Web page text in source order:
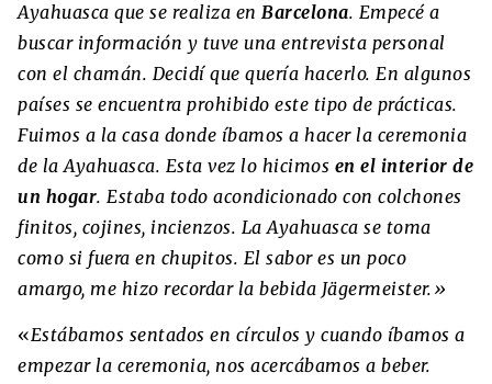
Ayahuasca que se realiza en Barcelona. Empecé a
buscar información y tuve una entrevista personal
con el chamán. Decidí que quería hacerlo. En algunos
países se encuentra prohibido este tipo de prácticas.
Fuimos a la casa donde íbamos a hacer la ceremonia
de la Ayahuasca. Esta vez lo hicimos en el interior de
un hogar. Estaba todo acondicionado con colchones
finitos, cojines, incienzos. La Ayahuasca se toma
como si fuera en chupitos. El sabor es un poco
amargo, me hizo recordar la bebida Jägermeister.»
«Estábamos sentados en círculos y cuando íbamos a
empezar la ceremonia, nos acercábamos a beber.